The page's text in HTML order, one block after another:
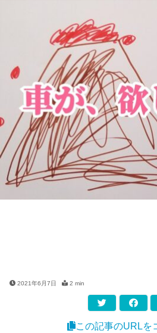
2021年6月7日 2 min
この記事のURLを